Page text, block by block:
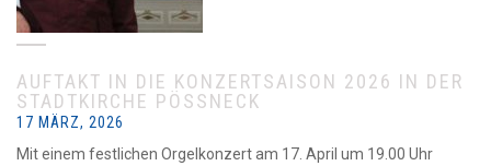
AUFTAKT IN DIE KONZERTSAISON 2026 IN DER
STADTKIRCHE PÖSSNECK
17 MÄRZ, 2026
Mit einem festlichen Orgelkonzert am 17. April um 19.00 Uhr